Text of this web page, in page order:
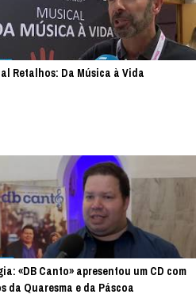
Retalhos: Da Música à Vida
«DB Canto» apresentou um CD com
da Quaresma e da Páscoa